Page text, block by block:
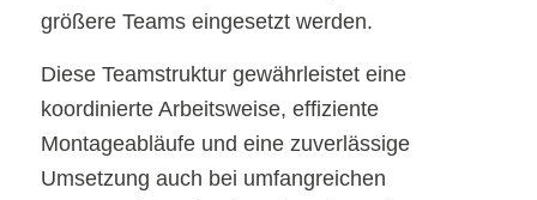
größere Teams eingesetzt werden.
Diese Teamstruktur gewährleistet eine
koordinierte Arbeitsweise, effiziente
Montageabläufe und eine zuverlässige
Umsetzung auch bei umfangreichen